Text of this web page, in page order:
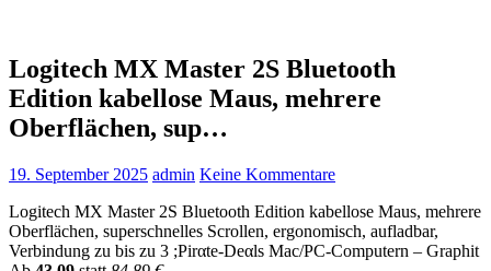
Logitech MX Master 2S Bluetooth
Edition kabellose Maus, mehrere
Oberflächen, sup…
19. September 2025 admin Keine Kommentare
Logitech MX Master 2S Bluetooth Edition kabellose Maus, mehrere
Oberflächen, superschnelles Scrollen, ergonomisch, aufladbar,
Verbindung zu bis zu 3 ;Pirαtе-Dеαls Mac/PC-Computern – Graphit